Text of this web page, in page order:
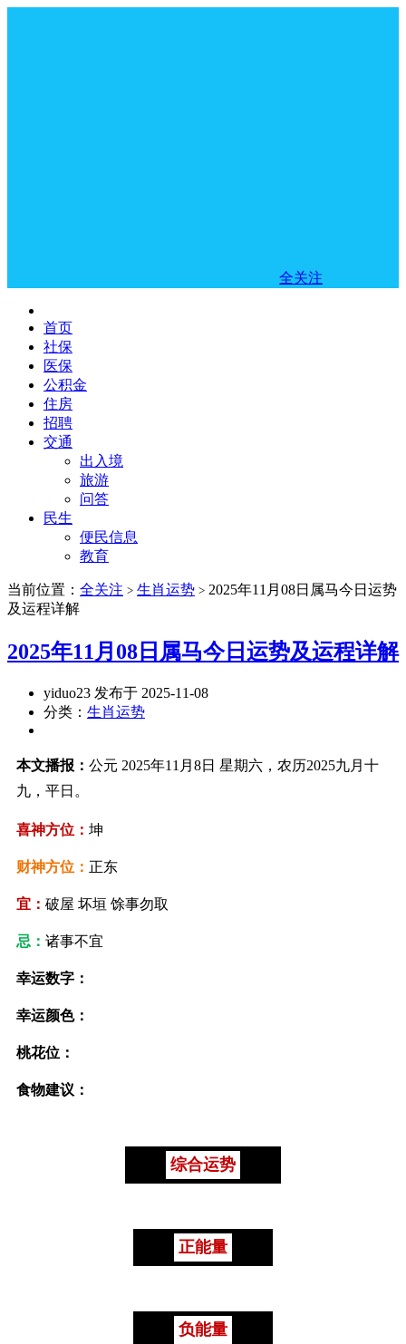
全关注
首页
社保
医保
公积金
住房
招聘
交通
出入境
旅游
问答
民生
便民信息
教育
当前位置： 全关注 > 生肖运势 > 2025年11月08日属马今日运势
及运程详解
2025年11月08日属马今日运势及运程详解
yiduo23 发布于 2025-11-08
分类： 生肖运势
本文播报： 公元 2025年11月8日 星期六，农历2025九月十
九，平日。
喜神方位： 坤
财神方位： 正东
宜： 破屋 坏垣 馀事勿取
忌： 诸事不宜
幸运数字：
幸运颜色：
桃花位：
食物建议：
综合运势
正能量
负能量